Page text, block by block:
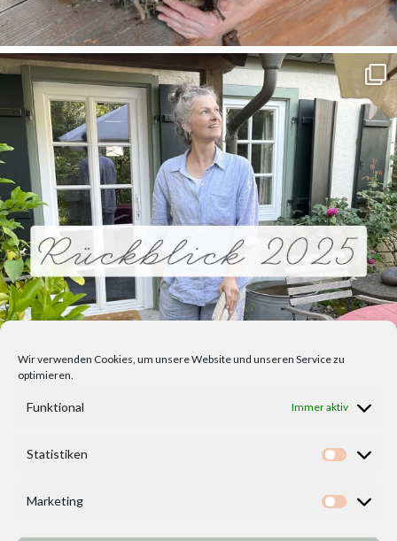
Wir verwenden Cookies, um unsere Website und unseren Service zu
optimieren.
Funktional Immer aktiv
Statistiken
Marketing